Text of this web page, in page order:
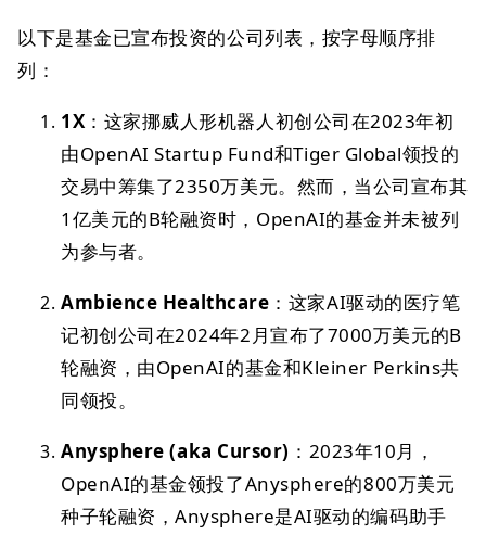
以下是基金已宣布投资的公司列表，按字母顺序排
列：
1X ：这家挪威人形机器人初创公司在2023年初
由OpenAI Startup Fund和Tiger Global领投的
交易中筹集了2350万美元。然而，当公司宣布其
1亿美元的B轮融资时，OpenAI的基金并未被列
为参与者。
Ambience Healthcare ：这家AI驱动的医疗笔
记初创公司在2024年2月宣布了7000万美元的B
轮融资，由OpenAI的基金和Kleiner Perkins共
同领投。
Anysphere (aka Cursor) ：2023年10月，
OpenAI的基金领投了Anysphere的800万美元
种子轮融资，Anysphere是AI驱动的编码助手